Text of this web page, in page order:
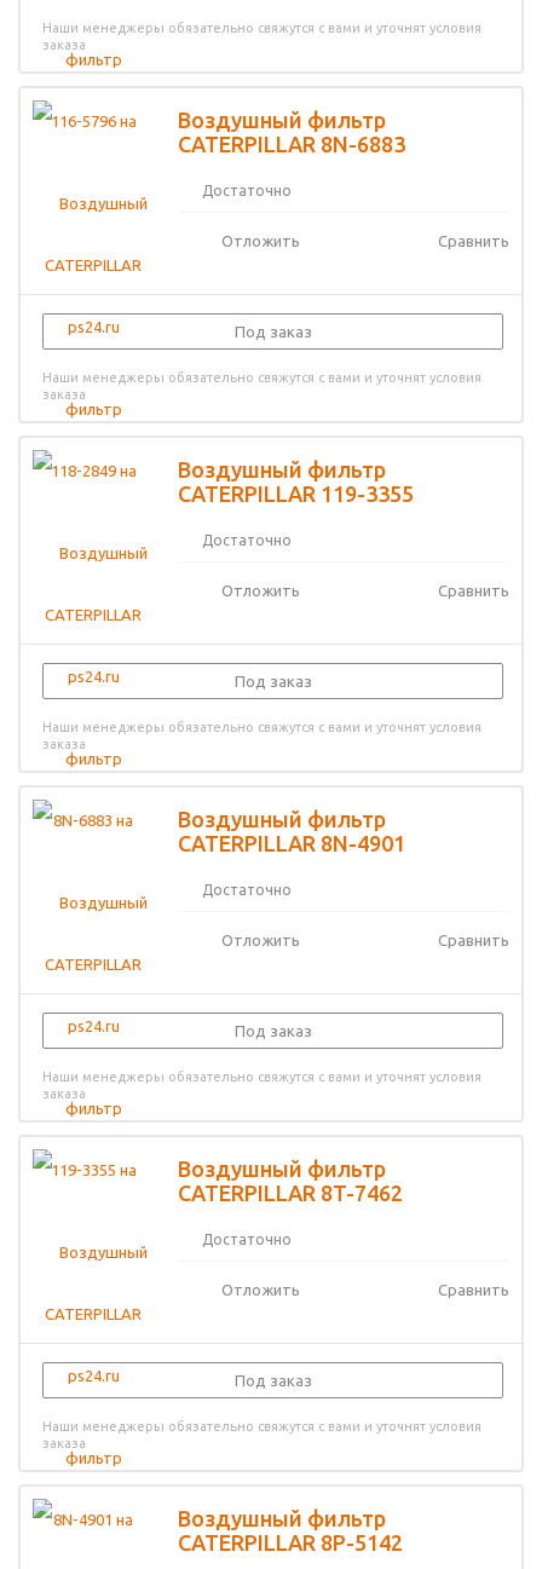
Наши менеджеры обязательно свяжутся с вами и уточнят условия
заказа
Воздушный фильтр
CATERPILLAR 8N-6883
Достаточно
Отложить Сравнить
Под заказ
Наши менеджеры обязательно свяжутся с вами и уточнят условия
заказа
Воздушный фильтр
CATERPILLAR 119-3355
Достаточно
Отложить Сравнить
Под заказ
Наши менеджеры обязательно свяжутся с вами и уточнят условия
заказа
Воздушный фильтр
CATERPILLAR 8N-4901
Достаточно
Отложить Сравнить
Под заказ
Наши менеджеры обязательно свяжутся с вами и уточнят условия
заказа
Воздушный фильтр
CATERPILLAR 8T-7462
Достаточно
Отложить Сравнить
Под заказ
Наши менеджеры обязательно свяжутся с вами и уточнят условия
заказа
Воздушный фильтр
CATERPILLAR 8P-5142